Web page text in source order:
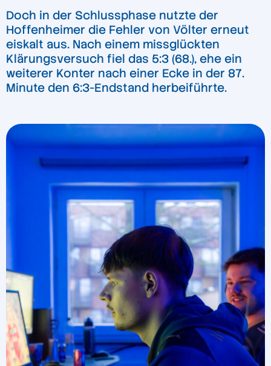
Doch in der Schlussphase nutzte der
Hoffenheimer die Fehler von Völter erneut
eiskalt aus. Nach einem missglückten
Klärungsversuch fiel das 5:3 (68.), ehe ein
weiterer Konter nach einer Ecke in der 87.
Minute den 6:3-Endstand herbeiführte.